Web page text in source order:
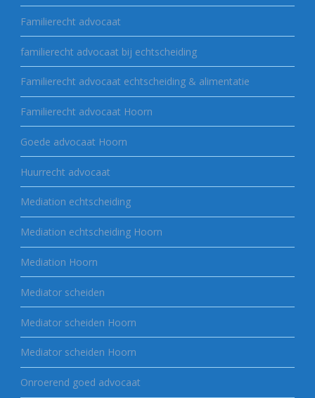
Familierecht advocaat
familierecht advocaat bij echtscheiding
Familierecht advocaat echtscheiding & alimentatie
Familierecht advocaat Hoorn
Goede advocaat Hoorn
Huurrecht advocaat
Mediation echtscheiding
Mediation echtscheiding Hoorn
Mediation Hoorn
Mediator scheiden
Mediator scheiden Hoorn
Mediator scheiden Hoorn
Onroerend goed advocaat